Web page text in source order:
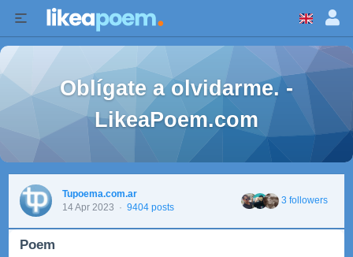
Oblígate a olvidarme. -
LikeaPoem.com
Tupoema.com.ar
14 Apr 2023 · 9404 posts
3 followers
Poem